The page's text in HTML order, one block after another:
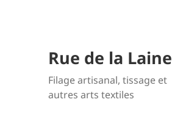
Rue de la Laine
Filage artisanal, tissage et
autres arts textiles